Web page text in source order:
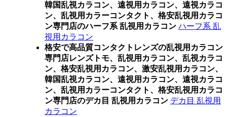
韓国乱視カラコン、遠視用カラコン、遠視カラコ
ン、乱視用カラーコンタクト、格安乱視用カラコ
ン専門店のハーフ系 乱視用カラコン ハーフ系 乱
視用カラコン
格安で高品質コンタクトレンズの乱視用カラコン
専門店レンズトモ、乱視用カラコン、乱視カラコ
ン、格安乱視用カラコン、激安乱視用カラコン、
韓国乱視カラコン、遠視用カラコン、遠視カラコ
ン、乱視用カラーコンタクト、格安乱視用カラコ
ン専門店のデカ目 乱視用カラコン デカ目 乱視用
カラコン